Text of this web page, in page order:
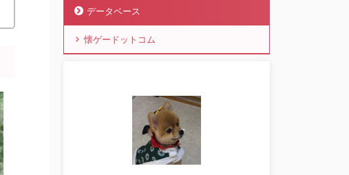
データベース
懐ゲードットコム